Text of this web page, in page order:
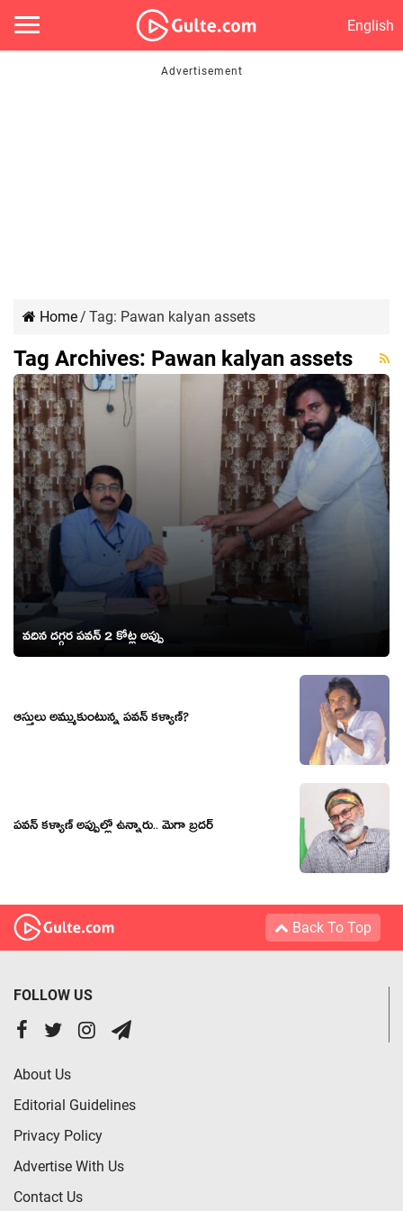
English
Home/ Tag: Pawan kalyan assets
Tag Archives: Pawan kalyan assets
వదిన దగ్గర పవన్ 2 కోట్ల అప్పు
ఆస్తులు అమ్ముకుంటున్న పవన్ కళ్యాణ్?
ప‌వ‌న్ క‌ళ్యాణ్ అప్పుల్లో ఉన్నారు.. మెగా బ్ర‌ద‌ర్
Back To Top
FOLLOW US
About Us
Editorial Guidelines
Privacy Policy
Advertise With Us
Contact Us